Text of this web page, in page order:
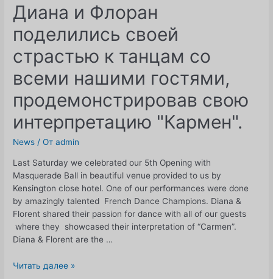
Диана и Флоран
поделились своей
страстью к танцам со
всеми нашими гостями,
продемонстрировав свою
интерпретацию "Кармен".
News / От admin
Last Saturday we celebrated our 5th Opening with
Masquerade Ball in beautiful venue provided to us by
Kensington close hotel. One of our performances were done
by amazingly talented French Dance Champions. Diana &
Florent shared their passion for dance with all of our guests
where they showcased their interpretation of “Carmen”.
Diana & Florent are the …
Диана
Читать далее »